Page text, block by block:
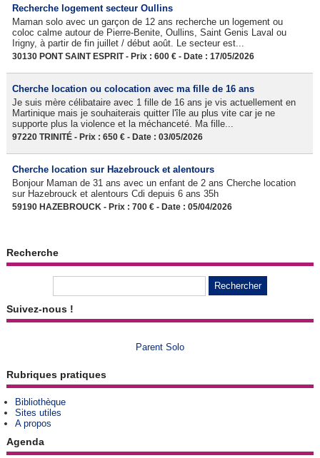
Recherche logement secteur Oullins
Maman solo avec un garçon de 12 ans recherche un logement ou
coloc calme autour de Pierre-Benite, Oullins, Saint Genis Laval ou
Irigny, à partir de fin juillet / début août. Le secteur est...
30130 PONT SAINT ESPRIT - Prix : 600 € - Date : 17/05/2026
Cherche location ou colocation avec ma fille de 16 ans
Je suis mère célibataire avec 1 fille de 16 ans je vis actuellement en
Martinique mais je souhaiterais quitter l'île au plus vite car je ne
supporte plus la violence et la méchanceté. Ma fille...
97220 TRINITÉ - Prix : 650 € - Date : 03/05/2026
Cherche location sur Hazebrouck et alentours
Bonjour Maman de 31 ans avec un enfant de 2 ans Cherche location
sur Hazebrouck et alentours Cdi depuis 6 ans 35h
59190 HAZEBROUCK - Prix : 700 € - Date : 05/04/2026
Recherche
Suivez-nous !
Parent Solo
Rubriques pratiques
Bibliothèque
Sites utiles
A propos
Agenda